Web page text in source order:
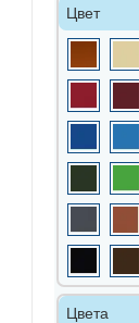
Цвет
Цвета